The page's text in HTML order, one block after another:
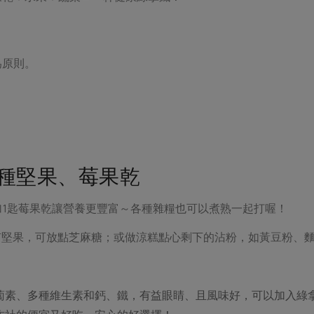
則。
堅果、莓果乾
匙莓果乾讓營養更豐富～各種雜糧也可以煮熟一起打喔！
果，可放點芝麻糖；或做涼糕點心剩下的沾粉，如黃豆粉、麵
、多種維生素和鈣、鐵，有益眼睛、且風味好，可以加入綠